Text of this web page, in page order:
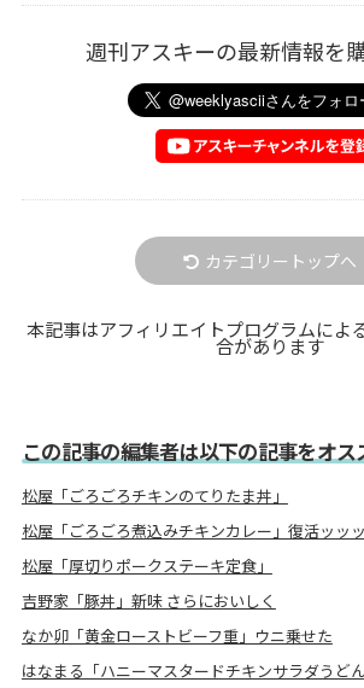
週刊アスキーの最新情報を
カテゴリートップへ
本記事はアフィリエイトプログラムによ
合があります
この記事の編集者は以下の記事をオス
松屋「ごろごろチキンのてりたま丼」
松屋「ごろごろ煮込みチキンカレー」復活ッッッ
松屋「厚切りポークステーキ定食」
吉野家「豚丼」新味 さらにおいしく
なか卯「黄金ローストビーフ重」ウニ乗せた
はなまる「ハニーマスタードチキンサラダうどん